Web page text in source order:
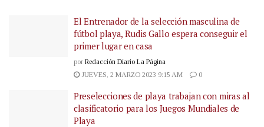
El Entrenador de la selección masculina de
fútbol playa, Rudis Gallo espera conseguir el
primer lugar en casa
por Redacción Diario La Página
JUEVES, 2 MARZO 2023 9:15 AM
0
Preselecciones de playa trabajan con miras al
clasificatorio para los Juegos Mundiales de
Playa